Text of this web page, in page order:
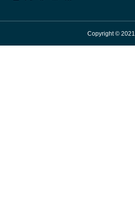
Copyright © 2021